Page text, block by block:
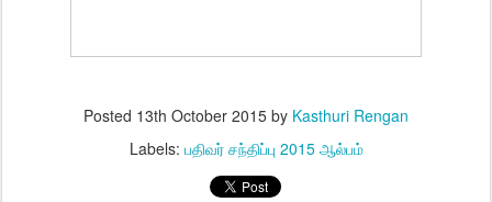
Posted 13th October 2015 by Kasthuri Rengan
Labels: பதிவர் சந்திப்பு 2015 ஆல்பம்